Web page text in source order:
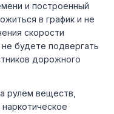
и построенный
в график и не
скорости
будете подвергать
дорожного
рулем веществ,